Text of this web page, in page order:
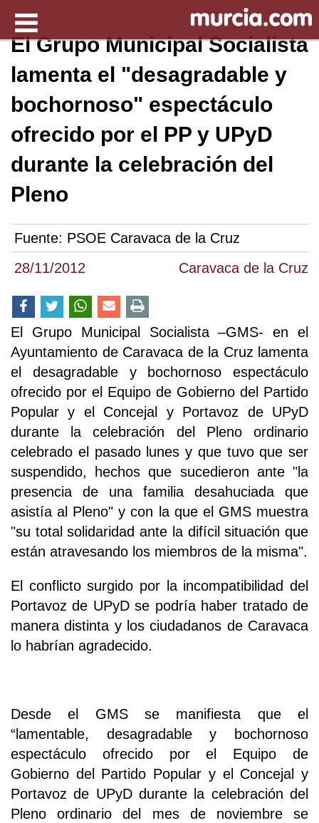
28/11/2012 Caravaca de la Cruz
El Grupo Municipal Socialista
lamenta el "desagradable y
bochornoso" espectáculo
ofrecido por el PP y UPyD
durante la celebración del
Pleno
Fuente: PSOE Caravaca de la Cruz
El Grupo Municipal Socialista –GMS- en el
Ayuntamiento de Caravaca de la Cruz lamenta
el desagradable y bochornoso espectáculo
ofrecido por el Equipo de Gobierno del Partido
Popular y el Concejal y Portavoz de UPyD
durante la celebración del Pleno ordinario
celebrado el pasado lunes y que tuvo que ser
suspendido, hechos que sucedieron ante "la
presencia de una familia desahuciada que
asistía al Pleno" y con la que el GMS muestra
"su total solidaridad ante la difícil situación que
están atravesando los miembros de la misma".
El conflicto surgido por la incompatibilidad del
Portavoz de UPyD se podría haber tratado de
manera distinta y los ciudadanos de Caravaca
lo habrían agradecido.
Desde el GMS se manifiesta que el
“lamentable, desagradable y bochornoso
espectáculo ofrecido por el Equipo de
Gobierno del Partido Popular y el Concejal y
Portavoz de UPyD durante la celebración del
Pleno ordinario del mes de noviembre se